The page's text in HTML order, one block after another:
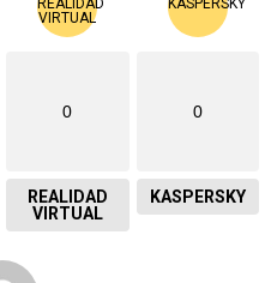
0
REALIDAD
VIRTUAL
0
KASPERSKY